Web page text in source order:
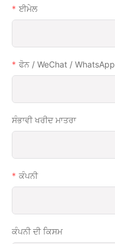
ਈਮੇਲ
ਫੋਨ / WeChat / WhatsApp
ਸੰਭਾਵੀ ਖਰੀਦ ਮਾਤਰਾ
ਕੰਪਨੀ
ਕੰਪਨੀ ਦੀ ਕਿਸਮ